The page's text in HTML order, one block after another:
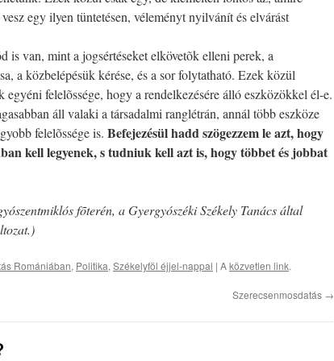
egy ilyen tüntetésen, véleményt nyilvánít és elvárást
is van, mint a jogsértéseket elkövetõk elleni perek, a
a közbelépésük kérése, és a sor folytatható. Ezek közül
felelõssége, hogy a rendelkezésére álló eszközökkel él-e.
áll valaki a társadalmi ranglétrán, annál több eszköze
felelõssége is. Befejezésül hadd szögezzem le azt, hogy
kell legyenek, s tudniuk kell azt is, hogy többet és jobbat
fõterén, a Gyergyószéki Székely Tanács által
Romániában, Politika, Székelyföl éjjel-nappal | Aközvetlen link.
Szerecsenmosdatás →